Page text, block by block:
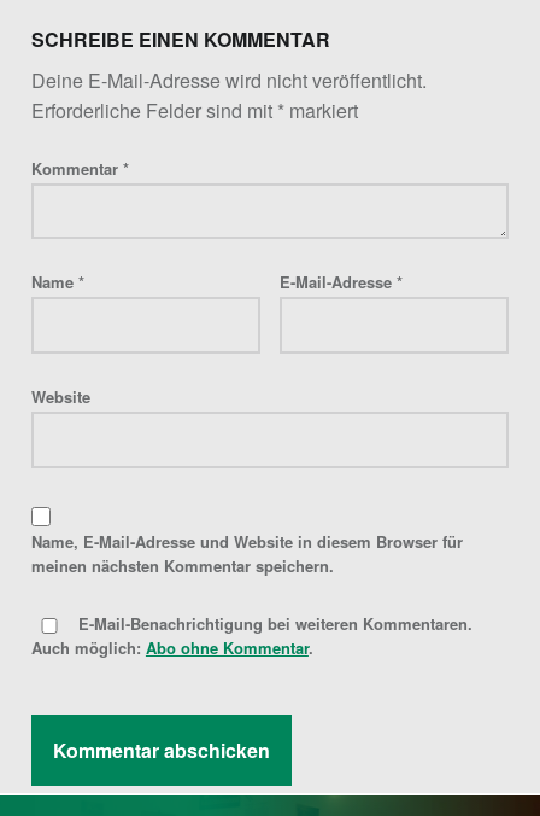
SCHREIBE EINEN KOMMENTAR
Deine E-Mail-Adresse wird nicht veröffentlicht.
Erforderliche Felder sind mit *markiert
Kommentar *
Name * E-Mail-Adresse *
Website
Name, E-Mail-Adresse und Website in diesem Browser für
meinen nächsten Kommentar speichern.
E-Mail-Benachrichtigung bei weiteren Kommentaren.
Auch möglich: Abo ohne Kommentar.
Post navigation